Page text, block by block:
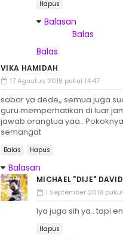
Hapus
Balasan
Balas
Balas
VIKA HAMIDAH
17 Agustus 2018 pukul 14.47
sabar ya dede,, semua juga
guru memperhatikan di luar
jawab orangtua yaa..
semangat
Balas Hapus
Balasan
MICHAEL "DIJE" DAVID
1 September 2018 pukul
Iya juga sih ya.. tapi
Hapus